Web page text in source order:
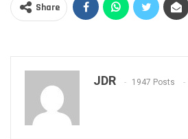
Share
JDR 1947 Posts